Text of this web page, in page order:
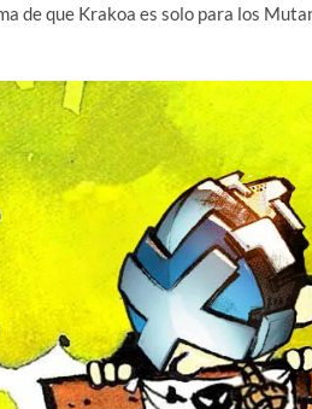
de que Krakoa es solo para los